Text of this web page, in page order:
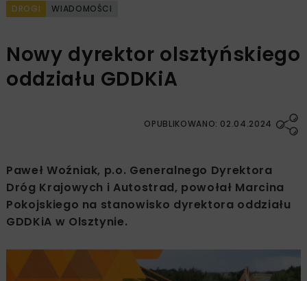
DROGI WIADOMOŚCI
Nowy dyrektor olsztyńskiego
oddziału GDDKiA
OPUBLIKOWANO: 02.04.2024
Paweł Woźniak, p.o. Generalnego Dyrektora
Dróg Krajowych i Autostrad, powołał Marcina
Pokojskiego na stanowisko dyrektora oddziału
GDDKiA w Olsztynie.